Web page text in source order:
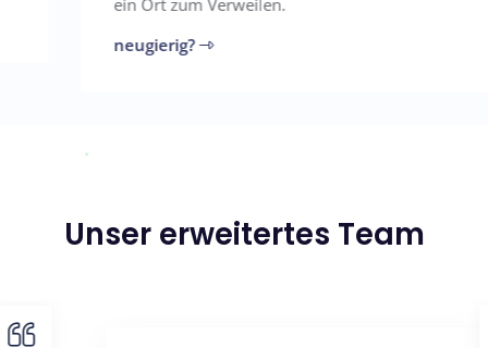
neugierig?
Unser erweitertes Team